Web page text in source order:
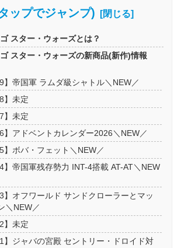
ップでジャンプ)
スター・ウォーズとは？
ゴ スター・ウォーズの新商品(新作)情報
】帝国軍 ラムダ級シャトル＼NEW／
】未定
】未定
】アドベントカレンダー2026＼NEW／
】ボバ・フェット＼NEW／
】帝国軍残存勢力 INT-4搭載 AT-AT＼NEW
】オフワールド サンドクローラーとマッ
＼NEW／
】未定
】ジャバの宮殿 セントリー・ドロイド対